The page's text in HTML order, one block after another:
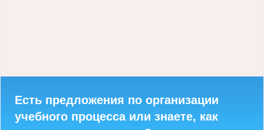
Есть предложения по организации
учебного процесса или знаете, как